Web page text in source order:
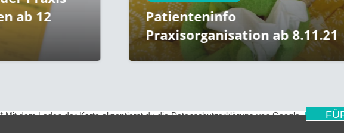
Patienteninfo
Praxisorganisation ab 8.11.21
* Mit dem Laden der Karte akzeptierst du die Datenschutzerklärung von Google.Mehr